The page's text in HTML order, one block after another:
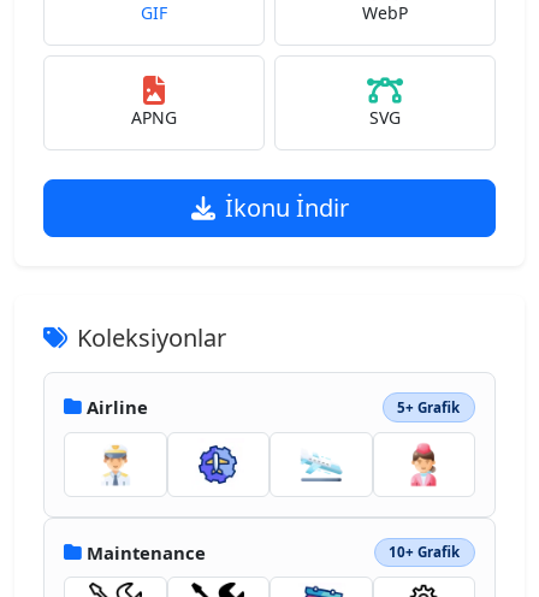
GIF WebP
APNG SVG
İkonu İndir
Koleksiyonlar
Airline 5+ Grafik
Maintenance 10+ Grafik